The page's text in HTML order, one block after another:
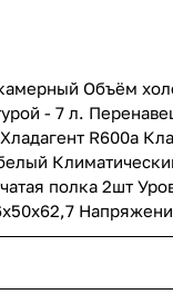
Объём
- 7 л.
R600a
полка 2шт